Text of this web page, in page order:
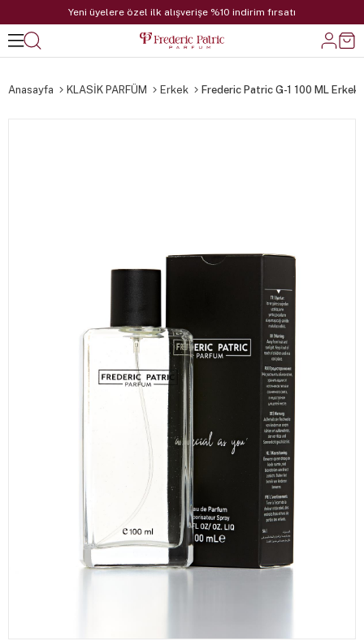
Yeni üyelere özel ilk alışverişe %10 indirim fırsatı
Anasayfa KLASİK PARFÜM Erkek Frederic Patric G-1 100 ML Erkek